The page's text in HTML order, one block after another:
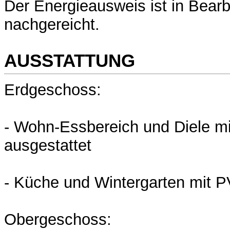
Der Energieausweis ist in
nachgereicht.
AUSSTATTUNG
Erdgeschoss:
- Wohn-Essbereich und Diele
ausgestattet
- Küche und Wintergarten mit
Obergeschoss: